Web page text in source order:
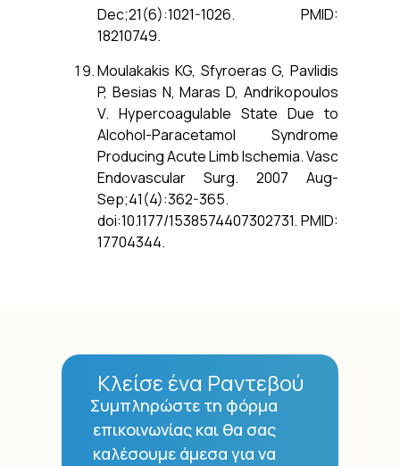
Dec;21(6):1021-1026. PMID:
18210749.
Moulakakis KG, Sfyroeras G, Pavlidis
P, Besias N, Maras D, Andrikopoulos
V. Hypercoagulable State Due to
Alcohol-Paracetamol Syndrome
Producing Acute Limb Ischemia. Vasc
Endovascular Surg. 2007 Aug-
Sep;41(4):362-365.
doi:10.1177/1538574407302731. PMID:
17704344.
Κλείσε ένα Ραντεβού
Συμπληρώστε τη φόρμα
επικοινωνίας και θα σας
καλέσουμε άμεσα για να